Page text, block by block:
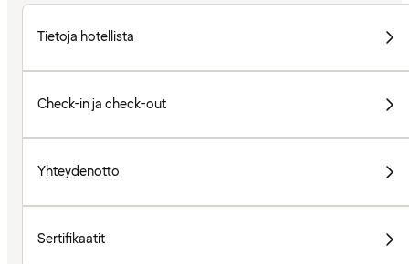
Tietoja hotellista
Check-in ja check-out
Yhteydenotto
Sertifikaatit